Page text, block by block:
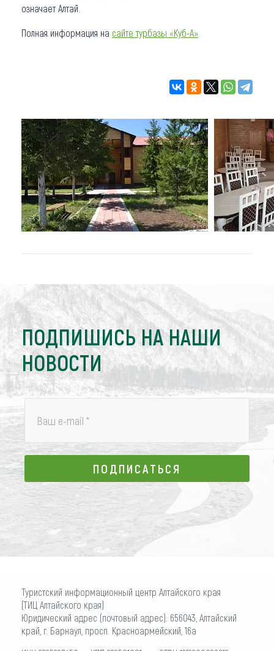
означает Алтай.
Полная информация на сайте турбазы «Куб-А»
ПОДПИШИСЬ НА НАШИ
НОВОСТИ
Ваш e-mail *
ПОДПИСАТЬСЯ
ПОДПИСАТЬСЯ
Туристский информационный центр Алтайского края
(ТИЦ Алтайского края)
Юридический адрес (почтовый адрес): 656043, Алтайский
край, г. Барнаул, просп. Красноармейский, 16а